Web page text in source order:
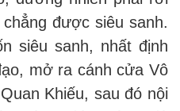
được siêu sanh.
siêu sanh, nhất định
mở ra cánh cửa Vô
Khiếu, sau đó nội